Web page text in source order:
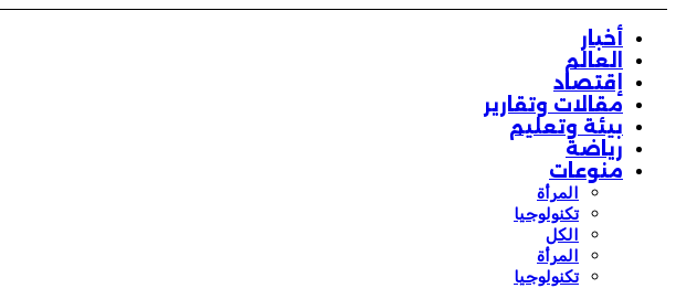
أخبار
العالم
إقتصاد
مقالات وتقارير
بيئة وتعليم
رياضة
منوعات
المرأة
تكنولوجيا
الكل
المرأة
تكنولوجيا